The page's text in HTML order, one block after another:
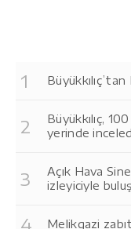
Büyükkılıç,
yerinde
Açık Hava
izleyiciyle
Melikgazi